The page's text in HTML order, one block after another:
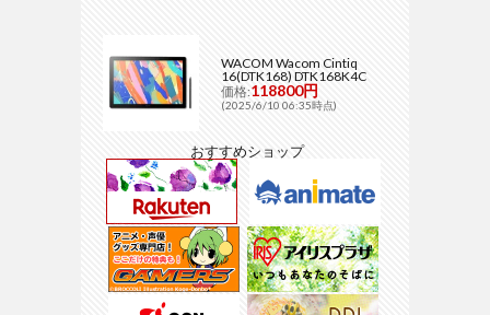
WACOM Wacom Cintiq
16(DTK168) DTK168K4C
価格:118800円
(2025/6/10 06:35時点)
おすすめショップ